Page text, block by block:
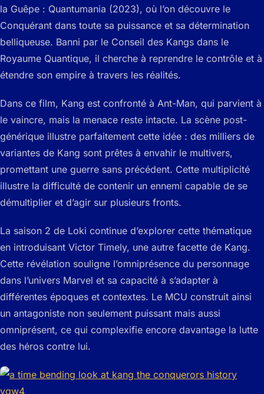
la Guêpe : Quantumania (2023), où l’on découvre le
Conquérant dans toute sa puissance et sa détermination
belliqueuse. Banni par le Conseil des Kangs dans le
Royaume Quantique, il cherche à reprendre le contrôle et à
étendre son empire à travers les réalités.
Dans ce film, Kang est confronté à Ant-Man, qui parvient à
le vaincre, mais la menace reste intacte. La scène post-
générique illustre parfaitement cette idée : des milliers de
variantes de Kang sont prêtes à envahir le multivers,
promettant une guerre sans précédent. Cette multiplicité
illustre la difficulté de contenir un ennemi capable de se
démultiplier et d’agir sur plusieurs fronts.
La saison 2 de Loki continue d’explorer cette thématique
en introduisant Victor Timely, une autre facette de Kang.
Cette révélation souligne l’omniprésence du personnage
dans l’univers Marvel et sa capacité à s’adapter à
différentes époques et contextes. Le MCU construit ainsi
un antagoniste non seulement puissant mais aussi
omniprésent, ce qui complexifie encore davantage la lutte
des héros contre lui.